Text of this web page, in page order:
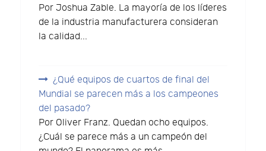
Por Joshua Zable. La mayoría de los líderes
de la industria manufacturera consideran
la calidad...
¿Qué equipos de cuartos de final del
Mundial se parecen más a los campeones
del pasado?
Por Oliver Franz. Quedan ocho equipos.
¿Cuál se parece más a un campeón del